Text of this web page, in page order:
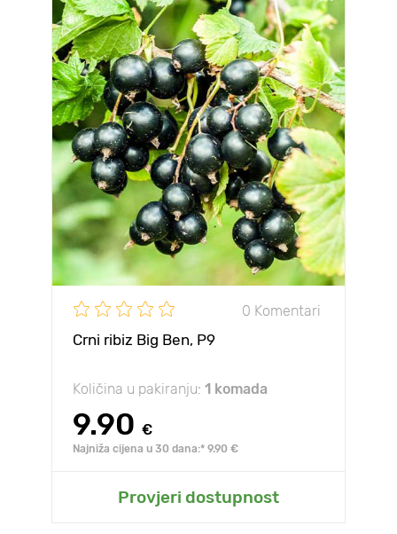
0 Komentari
Crni ribiz Big Ben, Р9
Količina u pakiranju: 1 komada
9.90 €
Najniža cijena u 30 dana:* 9.90 €
Provjeri dostupnost